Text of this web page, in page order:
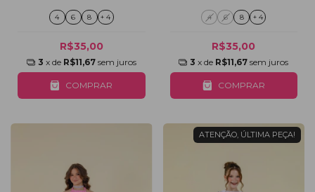
4 6 8 + 4
R$35,00
3 x de R$11,67 sem juros
COMPRAR
4 6 8 + 4
R$35,00
3 x de R$11,67 sem juros
COMPRAR
ATENÇÃO, ÚLTIMA PEÇA!